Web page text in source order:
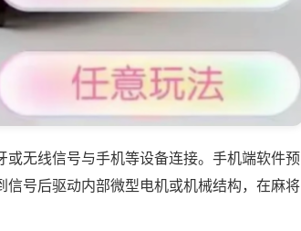
无线信号与手机等设备连接。手机端软件预
号后驱动内部微型电机或机械结构，在麻将